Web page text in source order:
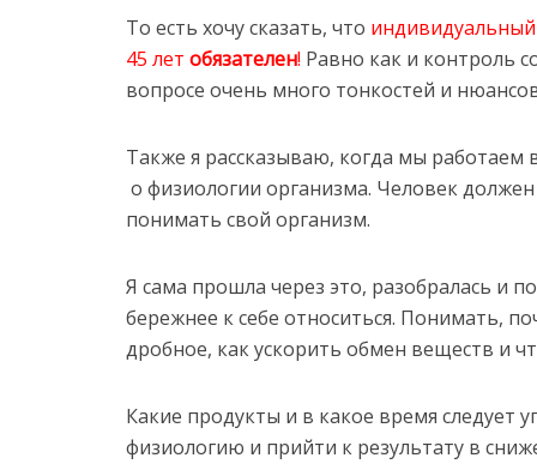
То есть хочу сказать, что
45 лет обязателен! Равно как и контроль
вопросе очень много тонкостей и
Также я рассказываю, когда мы работаем
о физиологии организма. Человек
понимать свой организм.
Я сама прошла через это, разобралась и
бережнее к себе относиться. Понимать,
дробное, как ускорить обмен веществ и
Какие продукты и в какое время следует
физиологию и прийти к результату в